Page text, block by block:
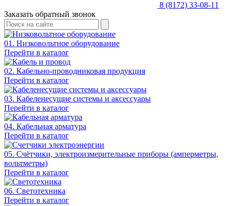
8 (8172) 33-08-11
Заказать обратный звонок
01. Низковольтное оборудование
Перейти в каталог
02. Кабельно-проводниковая продукция
Перейти в каталог
03. Кабеленесущие системы и аксессуары
Перейти в каталог
04. Кабельная арматура
Перейти в каталог
05. Счётчики, электроизмерительные приборы (амперметры,
вольтметры)
Перейти в каталог
06. Светотехника
Перейти в каталог